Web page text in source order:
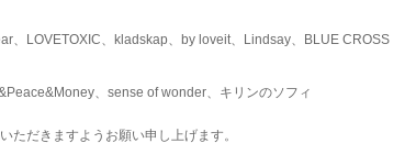
、LOVETOXIC、kladskap、by loveit、Lindsay、BLUE CROSS
、sense of wonder、キリンのソフィ
ただきますようお願い申し上げます。